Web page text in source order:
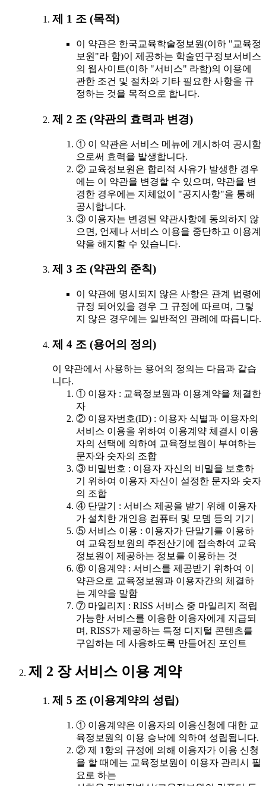
제 1 조 (목적)
이 약관은 한국교육학술정보원(이하 "교육정
보원"라 함)이 제공하는 학술연구정보서비스
의 웹사이트(이하 "서비스" 라함)의 이용에
관한 조건 및 절차와 기타 필요한 사항을 규
정하는 것을 목적으로 합니다.
제 2 조 (약관의 효력과 변경)
① 이 약관은 서비스 메뉴에 게시하여 공시함
으로써 효력을 발생합니다.
② 교육정보원은 합리적 사유가 발생한 경우
에는 이 약관을 변경할 수 있으며, 약관을 변
경한 경우에는 지체없이 "공지사항"을 통해
공시합니다.
③ 이용자는 변경된 약관사항에 동의하지 않
으면, 언제나 서비스 이용을 중단하고 이용계
약을 해지할 수 있습니다.
제 3 조 (약관외 준칙)
이 약관에 명시되지 않은 사항은 관계 법령에
규정 되어있을 경우 그 규정에 따르며, 그렇
지 않은 경우에는 일반적인 관례에 따릅니다.
제 4 조 (용어의 정의)
이 약관에서 사용하는 용어의 정의는 다음과 같습
니다.
① 이용자 : 교육정보원과 이용계약을 체결한
자
② 이용자번호(ID) : 이용자 식별과 이용자의
서비스 이용을 위하여 이용계약 체결시 이용
자의 선택에 의하여 교육정보원이 부여하는
문자와 숫자의 조합
③ 비밀번호 : 이용자 자신의 비밀을 보호하
기 위하여 이용자 자신이 설정한 문자와 숫자
의 조합
④ 단말기 : 서비스 제공을 받기 위해 이용자
가 설치한 개인용 컴퓨터 및 모뎀 등의 기기
⑤ 서비스 이용 : 이용자가 단말기를 이용하
여 교육정보원의 주전산기에 접속하여 교육
정보원이 제공하는 정보를 이용하는 것
⑥ 이용계약 : 서비스를 제공받기 위하여 이
약관으로 교육정보원과 이용자간의 체결하
는 계약을 말함
⑦ 마일리지 : RISS 서비스 중 마일리지 적립
가능한 서비스를 이용한 이용자에게 지급되
며, RISS가 제공하는 특정 디지털 콘텐츠를
구입하는 데 사용하도록 만들어진 포인트
제 2 장 서비스 이용 계약
제 5 조 (이용계약의 성립)
① 이용계약은 이용자의 이용신청에 대한 교
육정보원의 이용 승낙에 의하여 성립됩니다.
② 제 1항의 규정에 의해 이용자가 이용 신청
을 할 때에는 교육정보원이 이용자 관리시 필
요로 하는